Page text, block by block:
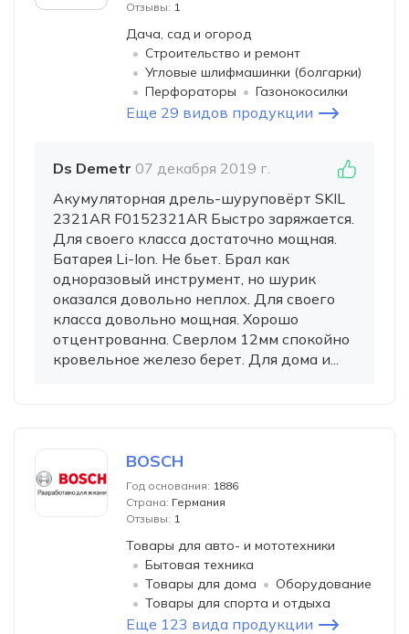
Отзывы: 1
Дача, сад и огород
Строительство и ремонт
Угловые шлифмашинки (болгарки)
Перфораторы
Газонокосилки
Еще 29 видов продукции
Ds Demetr 07 декабря 2019 г.
Акумуляторная дрель-шуруповёрт SKIL
2321AR F0152321AR Быстро заряжается.
Для своего класса достаточно мощная.
Батарея Li-Ion. Не бьет. Брал как
одноразовый инструмент, но шурик
оказался довольно неплох. Для своего
класса довольно мощная. Хорошо
отцентрованна. Сверлом 12мм спокойно
кровельное железо берет. Для дома и...
BOSCH
Год основания: 1886
Страна: Германия
Отзывы: 1
Товары для авто- и мототехники
Бытовая техника
Товары для дома
Оборудование
Товары для спорта и отдыха
Еще 123 вида продукции